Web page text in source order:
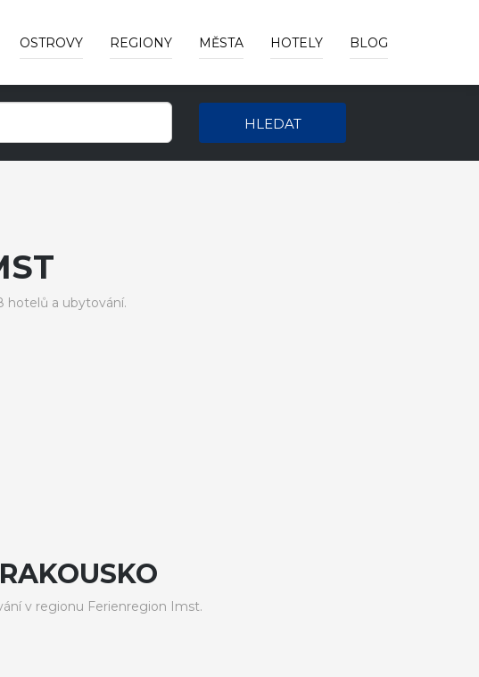
OSTROVY REGIONY MĚSTA HOTELY BLOG
HLEDAT
hotelů a ubytování.
v regionu Ferienregion Imst.